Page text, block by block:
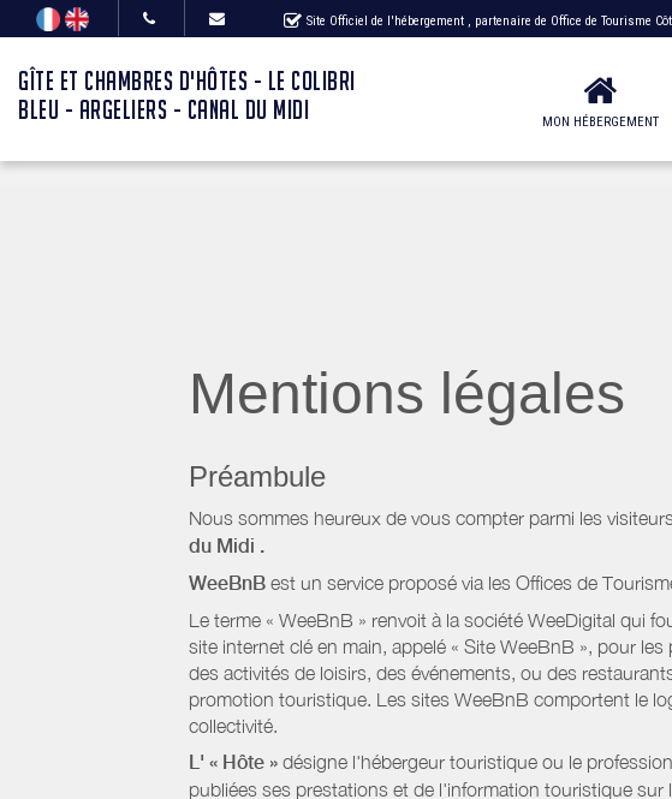
Site Officiel de l'hébergement , partenaire de Office de Tourisme
GÎTE ET CHAMBRES D'HÔTES - LE COLIBRI
BLEU - ARGELIERS - CANAL DU MIDI
MON HÉBERGEMENT
Mentions légales
Préambule
Nous sommes heureux de vous compter parmi les
du Midi .
WeeBnB est un service proposé via les Offices de
Le terme « WeeBnB » renvoit à la société WeeDigital qui
site internet clé en main, appelé « Site WeeBnB », pour
des activités de loisirs, des événements, ou des
promotion touristique. Les sites WeeBnB comportent le
collectivité.
L' « Hôte » désigne l'hébergeur touristique ou le
publiées ses prestations et de l'information touristique sur